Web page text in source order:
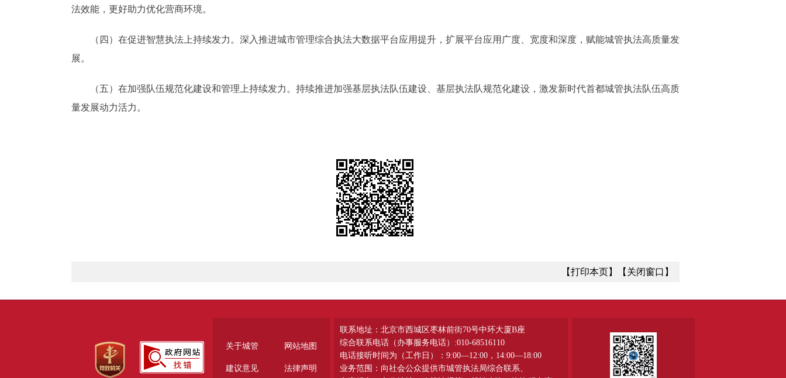
法效能，更好助力优化营商环境。
（四）在促进智慧执法上持续发力。深入推进城市管理综合执法大数据平台应用提升，扩展平台应用广度、宽度和深度，赋能城管执法高质量发
展。
（五）在加强队伍规范化建设和管理上持续发力。持续推进加强基层执法队伍建设、基层执法队规范化建设，激发新时代首都城管执法队伍高质
量发展动力活力。
【打印本页】 【关闭窗口】
关于城管 网站地图
建议意见 法律声明
联系地址：北京市西城区枣林前街70号中环大厦B座
综合联系电话（办事服务电话）:010-68516110
电话接听时间为（工作日）：9:00—12:00，14:00—18:00
业务范围：向社会公众提供市城管执法局综合联系、